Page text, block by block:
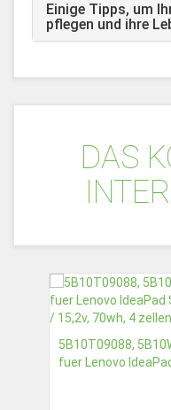
Einige Tipps, um
pflegen und ihre
DAS
5B10T09088,
fuer Lenovo